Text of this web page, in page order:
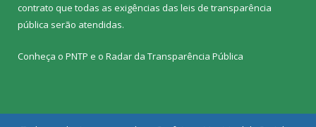
contrato que todas as exigências das leis de transparência
pública serão atendidas.
Conheça o PNTP e o Radar da Transparência Pública